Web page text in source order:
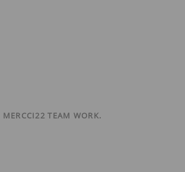
MERCCI22 TEAM WORK.